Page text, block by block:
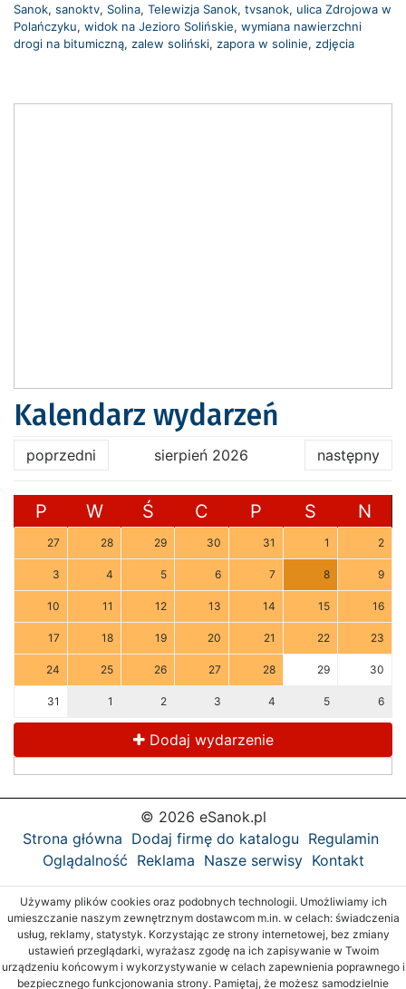
Sanok, sanoktv, Solina, Telewizja Sanok, tvsanok, ulica Zdrojowa w
Polańczyku, widok na Jezioro Solińskie, wymiana nawierzchni
drogi na bitumiczną, zalew soliński, zapora w solinie, zdjęcia
Kalendarz wydarzeń
poprzedni sierpień 2026 następny
P W Ś C P S N
27 28 29 30 31 1 2
3 4 5 6 7 8 9
10 11 12 13 14 15 16
17 18 19 20 21 22 23
24 25 26 27 28 29 30
31 1 2 3 4 5 6
Dodaj wydarzenie
© 2026 eSanok.pl
Strona główna Dodaj firmę do katalogu Regulamin
Oglądalność Reklama Nasze serwisy Kontakt
Używamy plików cookies oraz podobnych technologii. Umożliwiamy ich
umieszczanie naszym zewnętrznym dostawcom m.in. w celach: świadczenia
usług, reklamy, statystyk. Korzystając ze strony internetowej, bez zmiany
ustawień przeglądarki, wyrażasz zgodę na ich zapisywanie w Twoim
urządzeniu końcowym i wykorzystywanie w celach zapewnienia poprawnego i
bezpiecznego funkcjonowania strony. Pamiętaj, że możesz samodzielnie